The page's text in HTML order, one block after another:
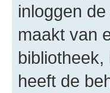
inloggen
maakt van
heeft de